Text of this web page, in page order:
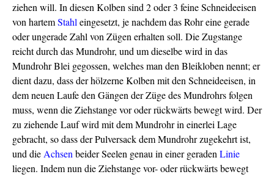
ziehen will. In diesen Kolben sind 2 oder 3 feine Schneideeisen
von hartemStahl eingesetzt, je nachdem das Rohr eine gerade
oder ungerade Zahl von Zügen erhalten soll. Die Zugstange
reicht durch das Mundrohr, und um dieselbe wird in das
Mundrohr Blei gegossen, welches man den Bleikloben nennt; er
dient dazu, dass der hölzerne Kolben mit den Schneideeisen, in
dem neuen Laufe den Gängen der Züge des Mundrohrs folgen
muss, wenn die Ziehstange vor oder rückwärts bewegt wird. Der
zu ziehende Lauf wird mit dem Mundrohr in einerlei Lage
gebracht, so dass der Pulversack dem Mundrohr zugekehrt ist,
und die Achsen beider Seelen genau in einer geraden Linie
liegen. Indem nun die Ziehstange vor- oder rückwärts bewegt